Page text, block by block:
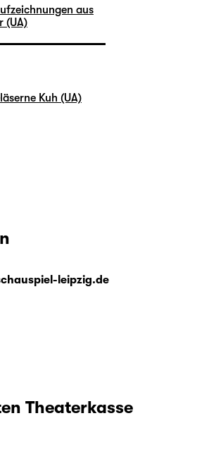
aus
(UA)
Kuh (UA)
leipzig.de
Theaterkasse